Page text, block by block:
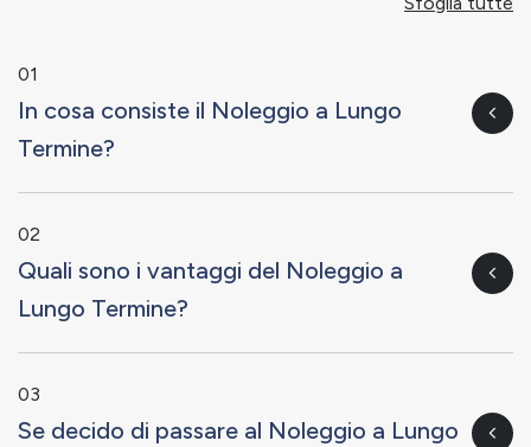
01
In cosa consiste il Noleggio a Lungo
Termine?
02
Quali sono i vantaggi del Noleggio a
Lungo Termine?
03
Se decido di passare al Noleggio a Lungo